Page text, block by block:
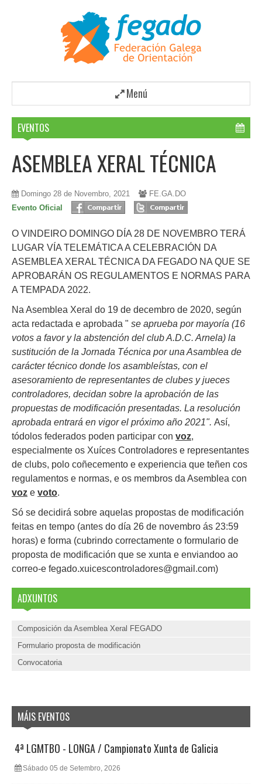
Menú
EVENTOS
ASEMBLEA XERAL TÉCNICA
Domingo 28 de Novembro, 2021
FE.GA.DO
Evento Oficial
O VINDEIRO DOMINGO DÍA 28 DE NOVEMBRO TERÁ
LUGAR VÍA TELEMÁTICA A CELEBRACIÓN DA
ASEMBLEA XERAL TÉCNICA DA FEGADO NA QUE SE
APROBARÁN OS REGULAMENTOS E NORMAS PARA
A TEMPADA 2022.
Na Asemblea Xeral do 19 de decembro de 2020, según
acta redactada e aprobada " se aprueba por mayoría (16
votos a favor y la abstención del club A.D.C. Arnela) la
sustitución de la Jornada Técnica por una Asamblea de
carácter técnico donde los asambleístas, con el
asesoramiento de representantes de clubes y jueces
controladores, decidan sobre la aprobación de las
propuestas de modificación presentadas. La resolución
aprobada entrará en vigor el próximo año 2021". Así,
tódolos federados poden participar con voz,
especialmente os Xuíces Controladores e representantes
de clubs, polo coñecemento e experiencia que teñen cos
regulamentos e normas, e os membros da Asemblea con
voz e voto.
Só se decidirá sobre aquelas propostas de modificación
feitas en tempo (antes do día 26 de novembro ás 23:59
horas) e forma (cubrindo correctamente o formulario de
proposta de modificación que se xunta e enviandoo ao
correo-e fegado.xuicescontroladores@gmail.com)
ADXUNTOS
Composición da Asemblea Xeral FEGADO
Formulario proposta de modificación
Convocatoria
MÁIS EVENTOS
4ª LGMTBO - LONGA / Campionato Xunta de Galicia
Sábado 05 de Setembro, 2026